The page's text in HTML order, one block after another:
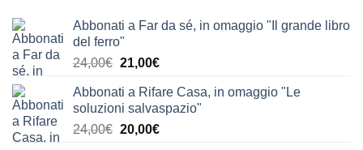
Abbonati a Far da sé, in omaggio "Il grande libro
del ferro"
24,00€ Il
originale
era:
24,00€.
21,00€Il
attuale
è:
21,00€.
Abbonati a Rifare Casa, in omaggio "Le
soluzioni salvaspazio"
24,00€ Il
20,00€Il